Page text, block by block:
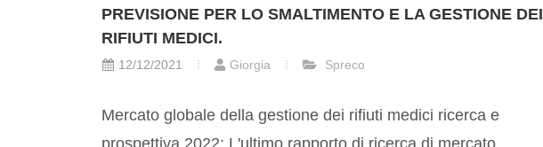
PREVISIONE PER LO SMALTIMENTO E LA GESTIONE DEI
RIFIUTI MEDICI.
12/12/2021 Giorgia Spreco
Mercato globale della gestione dei rifiuti medici ricerca e
prospettiva 2022: L'ultimo rapporto di ricerca di mercato